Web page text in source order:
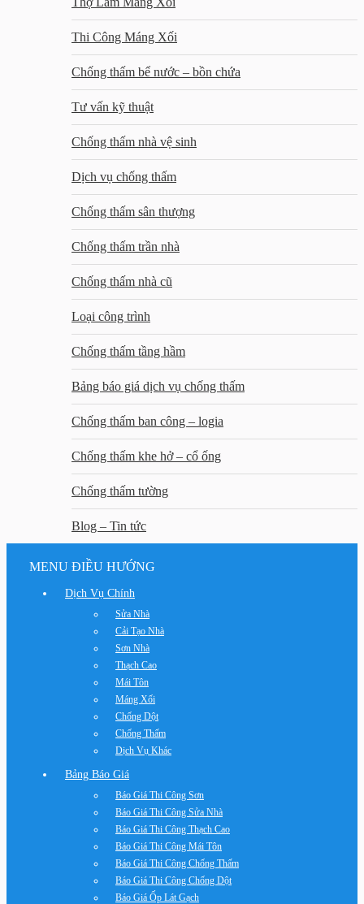
Thi Công Máng Xối
Chống thấm bể nước – bồn chứa
Tư vấn kỹ thuật
Chống thấm nhà vệ sinh
Dịch vụ chống thấm
Chống thấm sân thượng
Chống thấm trần nhà
Chống thấm nhà cũ
Loại công trình
Chống thấm tầng hầm
Bảng báo giá dịch vụ chống thấm
Chống thấm ban công – logia
Chống thấm khe hở – cổ ống
Chống thấm tường
Blog – Tin tức
MENU ĐIỀU HƯỚNG
Dịch Vụ Chính
Sửa Nhà
Cải Tạo Nhà
Sơn Nhà
Thạch Cao
Mái Tôn
Máng Xối
Chống Dột
Chống Thấm
Dịch Vụ Khác
Bảng Báo Giá
Báo Giá Thi Công Sơn
Báo Giá Thi Công Sửa Nhà
Báo Giá Thi Công Thạch Cao
Báo Giá Thi Công Mái Tôn
Báo Giá Thi Công Chống Thấm
Báo Giá Thi Công Chống Dột
Báo Giá Ốp Lát Gạch